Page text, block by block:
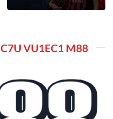
VU1EC1 M88